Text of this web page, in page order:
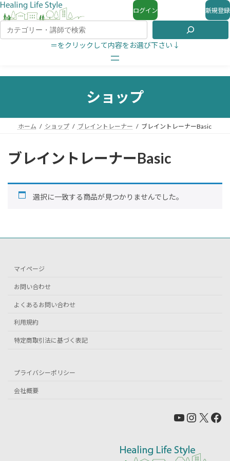
ログイン 新規登録
＝をクリックして内容をお選び下さい↓
ショップ
ホーム ショップ ブレイントレーナー ブレイントレーナーBasic
ブレイントレーナーBasic
選択に一致する商品が見つかりませんでした。
マイページ
お問い合わせ
よくあるお問い合わせ
利用規約
特定商取引法に基づく表記
プライバシーポリシー
会社概要